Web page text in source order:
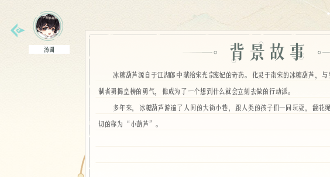
冰糖葫芦源自于江湖郎中献给宋光宗宠妃的奇药。化灵于南宋的冰糖葫芦，
制者勇揭皇榜的勇气，他成为了一个想到什么就会立刻去做的行动派。
多年来，冰糖葫芦游遍了人间的大街小巷，跟人类的孩子们一同玩耍，翻
切的称为“小葫芦”。
汤圆